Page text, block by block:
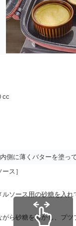
cc
側に薄くバターを塗っ
ス］
ルソース用の砂糖を入
がら砂糖を溶かし、プ